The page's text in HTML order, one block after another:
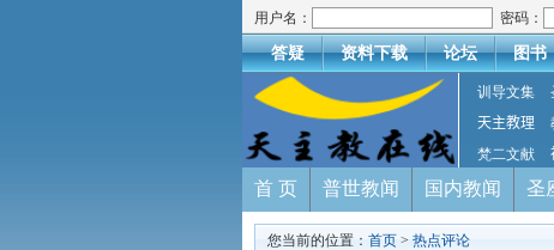
用户名： 密码：
答疑 资料下载 论坛 图书
训导文集
天主教理
梵二文献
首 页 普世教闻 国内教闻 圣
您当前的位置： 首页 > 热点评论